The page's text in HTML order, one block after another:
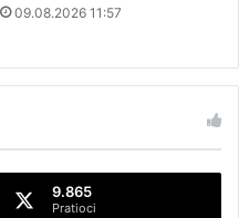
09.08.2026 11:57
9.865
Pratioci